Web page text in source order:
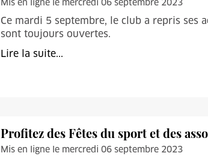
Mis en ligne le mercredi 06 septembre 2023
Ce mardi 5 septembre, le club a repris ses
sont toujours ouvertes.
Lire la suite...
Profitez des Fêtes du sport et des
Mis en ligne le mercredi 06 septembre 2023